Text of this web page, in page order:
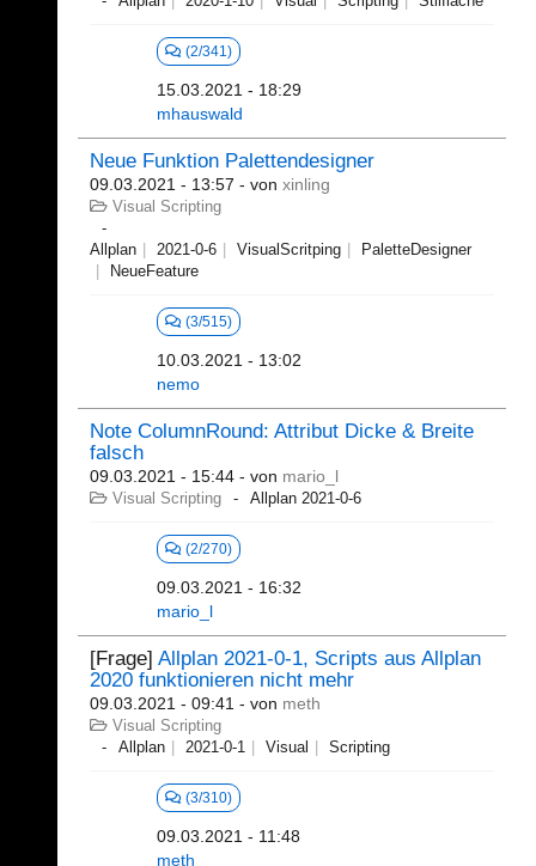
(2/341)
15.03.2021 - 18:29
mhauswald
Neue Funktion Palettendesigner
09.03.2021 - 13:57 - von xinling
Visual Scripting
Allplan 2021-0-6 VisualScritping
PaletteDesigner
NeueFeature
(3/515)
10.03.2021 - 13:02
nemo
Note ColumnRound: Attribut Dicke & Breite
falsch
09.03.2021 - 15:44 - von mario_l
Visual Scripting Allplan 2021-0-6
(2/270)
09.03.2021 - 16:32
mario_l
[Frage] Allplan 2021-0-1, Scripts aus Allplan
2020 funktionieren nicht mehr
09.03.2021 - 09:41 - von meth
Visual Scripting
Allplan
2021-0-1 Visual Scripting
(3/310)
09.03.2021 - 11:48
meth